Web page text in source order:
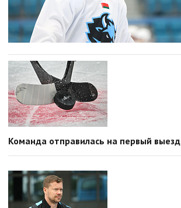
Команда отправилась на первый выезд